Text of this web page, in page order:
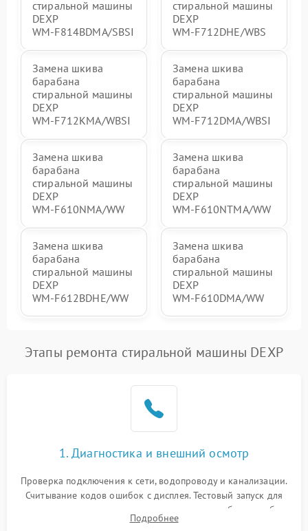
стиральной машины
DEXP
WM‑F814BDMA/SBSI
стиральной машины
DEXP
WM‑F712DHE/WBS
Замена шкива
барабана
стиральной машины
DEXP
WM‑F712KMA/WBSI
Замена шкива
барабана
стиральной машины
DEXP
WM‑F712DMA/WBSI
Замена шкива
барабана
стиральной машины
DEXP
WM‑F610NMA/WW
Замена шкива
барабана
стиральной машины
DEXP
WM‑F610NTMA/WW
Замена шкива
барабана
стиральной машины
DEXP
WM‑F612BDHE/WW
Замена шкива
барабана
стиральной машины
DEXP
WM‑F610DMA/WW
Этапы ремонта стиральной машины DEXP
1. Диагностика и внешний осмотр
Проверка подключения к сети, водопроводу и канализации.
Считывание кодов ошибок с дисплея. Тестовый запуск для
выявления посторонних шумов, протечек или сбоев в работе
электронного модуля управления.
Подробнее